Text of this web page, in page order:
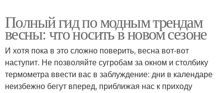
Полный гид по модным трендам
весны: что носить в новом сезоне
И хотя пока в это сложно поверить, весна вот-вот
наступит. Не позволяйте сугробам за окном и столбику
термометра ввести вас в заблуждение: дни в календаре
неизбежно бегут вперед, приближая нас к приходу